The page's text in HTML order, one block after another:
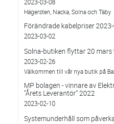
2023-03-08
Hägersten, Nacka, Solna och Täby
Förändrade kabelpriser
2023-03-02
Solna-butiken flyttar 20 mars
2023-02-26
Välkommen till vår nya butik på
MP bolagen - vinnare av
”Årets Leverantör” 2022
2023-02-10
Systemunderhåll som